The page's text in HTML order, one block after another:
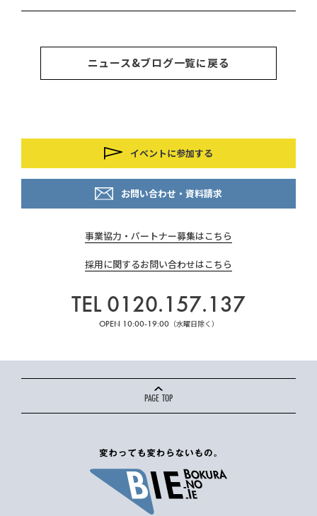
ニュース&ブログ一覧に戻る
イベントに参加する
お問い合わせ・資料請求
事業協力・パートナー募集はこちら
採用に関するお問い合わせはこちら
TEL 0120.157.137
OPEN 10:00-19:00（水曜日除く）
PAGE TOP